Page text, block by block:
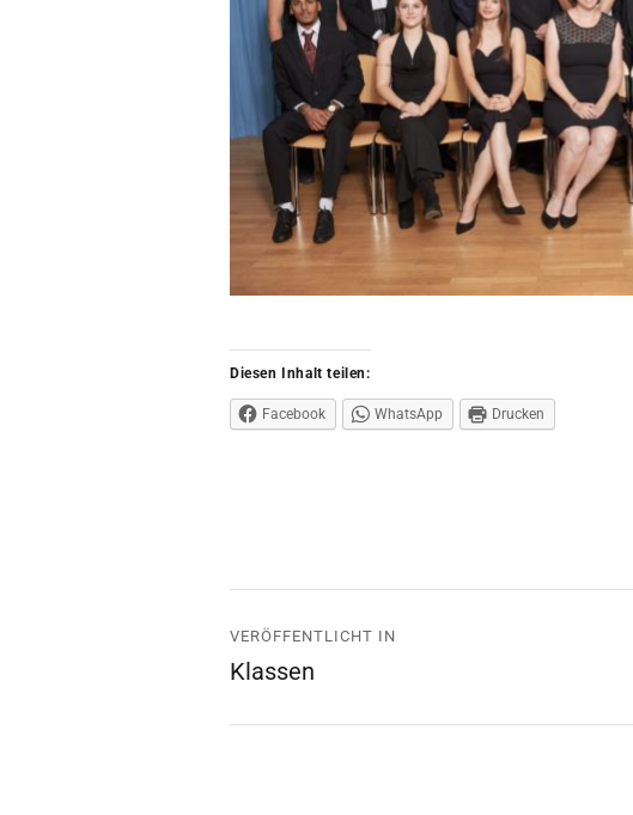
Diesen Inhalt teilen:
Facebook WhatsApp Drucken
Navigation
VERÖFFENTLICHT IN
Klassen